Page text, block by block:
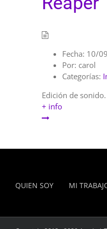
Fecha: 10/
Por: carol
Categorías:
Edición de sonido.
+ info
QUIEN SOY MI